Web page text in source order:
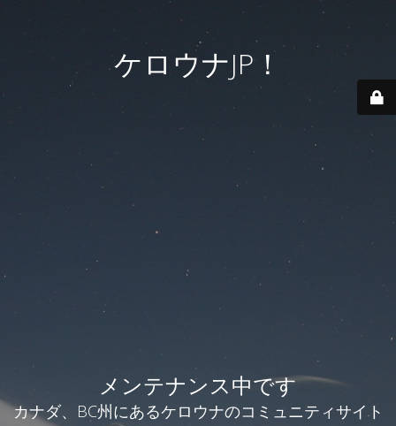
ケロウナJP！
メンテナンス中です
カナダ、BC州にあるケロウナのコミュニティサイト